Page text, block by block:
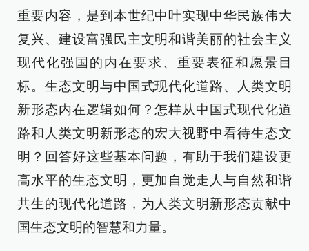
重要内容，是到本世纪中叶实现中华民族伟大
复兴、建设富强民主文明和谐美丽的社会主义
现代化强国的内在要求、重要表征和愿景目
标。生态文明与中国式现代化道路、人类文明
新形态内在逻辑如何？怎样从中国式现代化道
路和人类文明新形态的宏大视野中看待生态文
明？回答好这些基本问题，有助于我们建设更
高水平的生态文明，更加自觉走人与自然和谐
共生的现代化道路，为人类文明新形态贡献中
国生态文明的智慧和力量。